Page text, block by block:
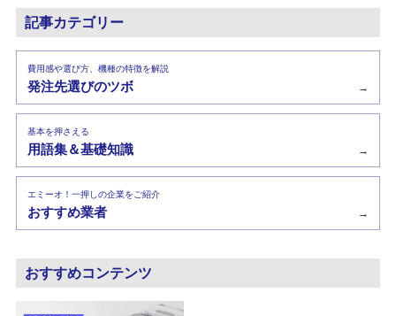
記事カテゴリー
費用感や選び方、機種の特徴を解説
発注先選びのツボ →
基本を押さえる
用語集＆基礎知識 →
エミーオ！一押しの企業をご紹介
おすすめ業者 →
おすすめコンテンツ